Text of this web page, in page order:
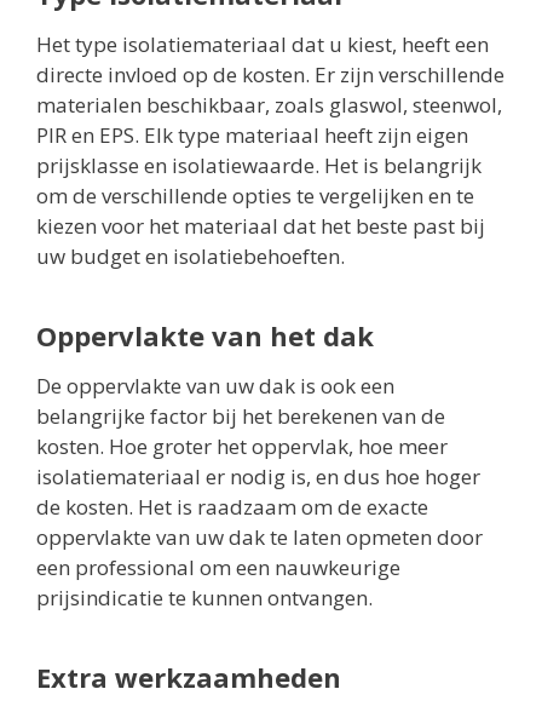
Het type isolatiemateriaal dat u kiest, heeft een
directe invloed op de kosten. Er zijn verschillende
materialen beschikbaar, zoals glaswol, steenwol,
PIR en EPS. Elk type materiaal heeft zijn eigen
prijsklasse en isolatiewaarde. Het is belangrijk
om de verschillende opties te vergelijken en te
kiezen voor het materiaal dat het beste past bij
uw budget en isolatiebehoeften.
Oppervlakte van het dak
De oppervlakte van uw dak is ook een
belangrijke factor bij het berekenen van de
kosten. Hoe groter het oppervlak, hoe meer
isolatiemateriaal er nodig is, en dus hoe hoger
de kosten. Het is raadzaam om de exacte
oppervlakte van uw dak te laten opmeten door
een professional om een nauwkeurige
prijsindicatie te kunnen ontvangen.
Extra werkzaamheden